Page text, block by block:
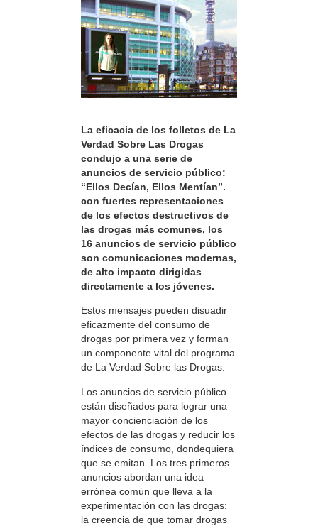
La eficacia de los folletos de La
Verdad Sobre Las Drogas
condujo a una serie de
anuncios de servicio público:
“Ellos Decían, Ellos Mentían”.
con fuertes representaciones
de los efectos destructivos de
las drogas más comunes, los
16 anuncios de servicio público
son comunicaciones modernas,
de alto impacto dirigidas
directamente a los jóvenes.
Estos mensajes pueden disuadir
eficazmente del consumo de
drogas por primera vez y forman
un componente vital del programa
de La Verdad Sobre las Drogas.
Los anuncios de servicio público
están diseñados para lograr una
mayor concienciación de los
efectos de las drogas y reducir los
índices de consumo, dondequiera
que se emitan. Los tres primeros
anuncios abordan una idea
errónea común que lleva a la
experimentación con las drogas:
la creencia de que tomar drogas